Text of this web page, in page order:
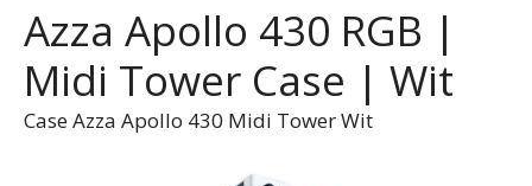
Azza Apollo 430 RGB |
Midi Tower Case | Wit
Case Azza Apollo 430 Midi Tower Wit